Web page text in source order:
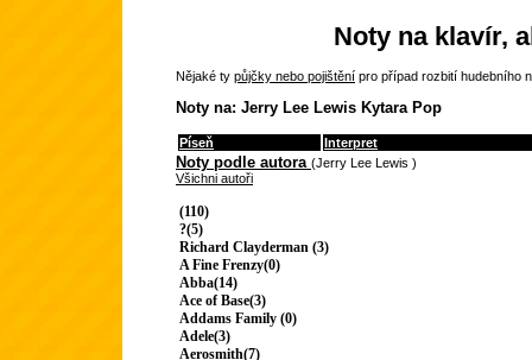
Noty na klavír,
Nějaké ty půjčky nebo pojištění pro případ rozbití hudebního
Noty na: Jerry Lee Lewis Kytara Pop
Píseň Interpret
Noty podle autora (Jerry Lee Lewis )
Všichni autoři
(110)
?(5)
Richard Clayderman (3)
A Fine Frenzy(0)
Abba(14)
Ace of Base(3)
Addams Family (0)
Adele(3)
Aerosmith(7)